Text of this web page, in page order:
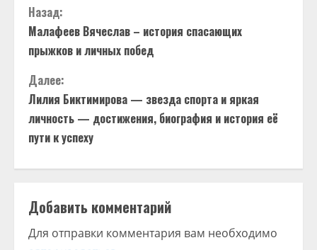
П
р
о
д
о
л
ж
и
Назад:
Малафеев Вячеслав – история спасающих
прыжков и личных побед
Далее:
Лилия Биктимирова — звезда спорта и яркая
личность — достижения, биография и история её
пути к успеху
Добавить комментарий
Для отправки комментария вам необходимо